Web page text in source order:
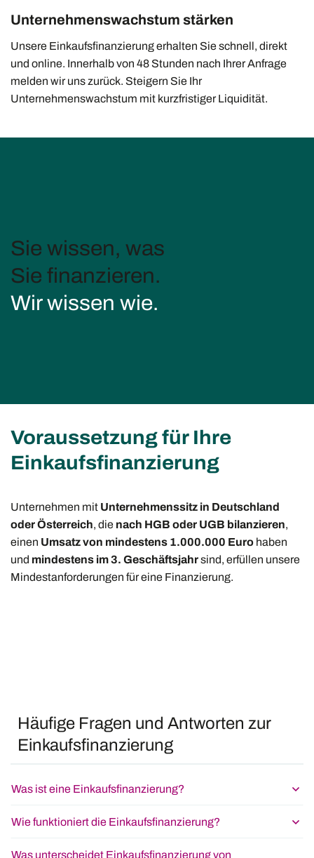
Unternehmenswachstum stärken
Unsere Einkaufsfinanzierung erhalten Sie schnell, direkt
und online. Innerhalb von 48 Stunden nach Ihrer Anfrage
melden wir uns zurück. Steigern Sie Ihr
Unternehmenswachstum mit kurzfristiger Liquidität.
Sie wissen, was
Sie finanzieren.
Wir wissen wie.
Voraussetzung für Ihre
Einkaufsfinanzierung
Unternehmen mit Unternehmenssitz in Deutschland
oder Österreich, die nach HGB oder UGB bilanzieren,
einen Umsatz von mindestens 1.000.000 Euro haben
und mindestens im 3. Geschäftsjahrsind, erfüllen unsere
Mindestanforderungen für eine Finanzierung.
Häufige Fragen und Antworten zur
Einkaufsfinanzierung
Was ist eine Einkaufsfinanzierung?
Wie funktioniert die Einkaufsfinanzierung?
Was unterscheidet Einkaufsfinanzierung von